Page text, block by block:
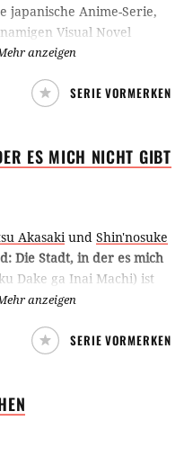
japanische Anime-Serie,
Visual Novel
dreht sich um einen
Wissenschaftler, der
mittels Zeitreise die
anzeigen
SERIE VORMERKEN
ES MICH NICHT GIBT
Akasakiund Shin'nosuke
Die Stadt, in der es mich
Dake ga Inai Machi) ist
Serie, die 2016 zum
wurde und in der der
18 Jahre zurück in
geschickt wird, um den Tod
anzeigen
SERIE VORMERKEN